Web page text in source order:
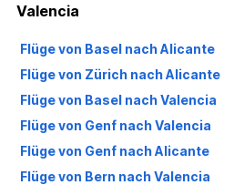
Valencia
Flüge von Basel nach Alicante
Flüge von Zürich nach Alicante
Flüge von Basel nach Valencia
Flüge von Genf nach Valencia
Flüge von Genf nach Alicante
Flüge von Bern nach Valencia